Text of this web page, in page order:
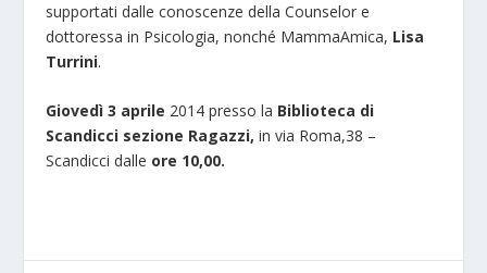
supportati dalle conoscenze della Counselor e
dottoressa in Psicologia, nonché MammaAmica, Lisa
Turrini.
Giovedì 3 aprile 2014 presso la Biblioteca di
Scandicci sezione Ragazzi, in via Roma,38 –
Scandicci dalle ore 10,00.